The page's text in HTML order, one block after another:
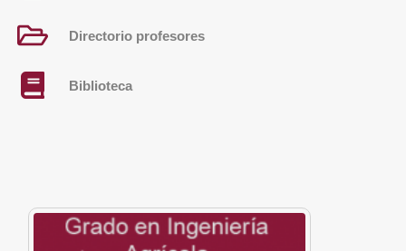
Directorio profesores
Biblioteca